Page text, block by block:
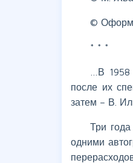
©
* * *
…В
после их
затем – В.
Три
одними